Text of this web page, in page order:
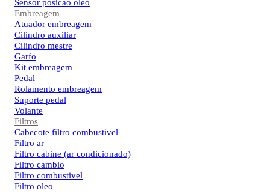
Sensor posicao oleo
Embreagem
Atuador embreagem
Cilindro auxiliar
Cilindro mestre
Garfo
Kit embreagem
Pedal
Rolamento embreagem
Suporte pedal
Volante
Filtros
Cabecote filtro combustivel
Filtro ar
Filtro cabine (ar condicionado)
Filtro cambio
Filtro combustivel
Filtro oleo